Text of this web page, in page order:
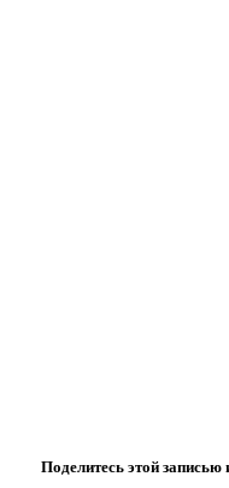
Поделитесь этой записью